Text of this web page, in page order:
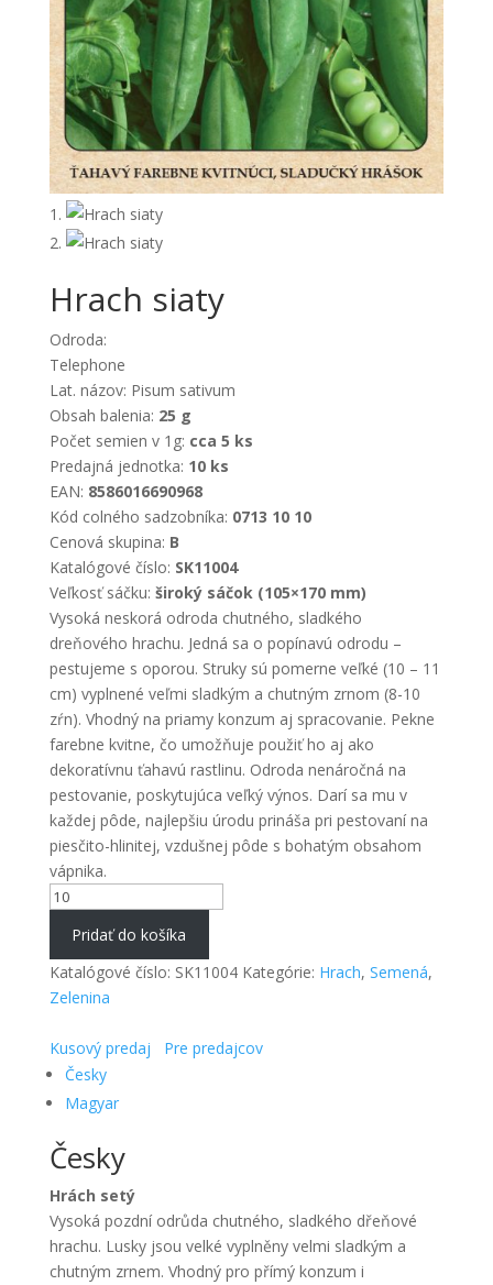
Hrach siaty
Odroda:
Telephone
Lat. názov: Pisum sativum
Obsah balenia: 25 g
Počet semien v 1g: cca 5 ks
Predajná jednotka: 10 ks
EAN: 8586016690968
Kód colného sadzobníka: 0713 10 10
Cenová skupina: B
Katalógové číslo: SK11004
Veľkosť sáčku: široký sáčok (105×170 mm)
Vysoká neskorá odroda chutného, sladkého
dreňového hrachu. Jedná sa o popínavú odrodu –
pestujeme s oporou. Struky sú pomerne veľké (10 – 11
cm) vyplnené veľmi sladkým a chutným zrnom (8-10
zŕn). Vhodný na priamy konzum aj spracovanie. Pekne
farebne kvitne, čo umožňuje použiť ho aj ako
dekoratívnu ťahavú rastlinu. Odroda nenáročná na
pestovanie, poskytujúca veľký výnos. Darí sa mu v
každej pôde, najlepšiu úrodu prináša pri pestovaní na
piesčito-hlinitej, vzdušnej pôde s bohatým obsahom
vápnika.
množstvo
siaty
Pridať do košíka
Katalógové číslo: SK11004 Kategórie: Hrach, Semená,
Zelenina
Kusový predaj
Pre predajcov
Česky
Magyar
Česky
Hrách setý
Vysoká pozdní odrůda chutného, ​​sladkého dřeňové
hrachu. Lusky jsou velké vyplněny velmi sladkým a
chutným zrnem. Vhodný pro přímý konzum i